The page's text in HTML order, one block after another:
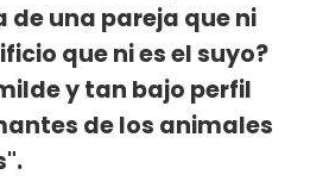
una pareja que ni
que ni es el suyo?
y tan bajo perfil
de los animales